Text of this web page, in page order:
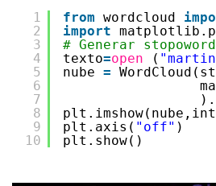
1
2
3
4
5
6
7
8
9
10
from wordcloud
import
# Generar
texto=open (
nube =
plt.axis( "off" )
plt.show()